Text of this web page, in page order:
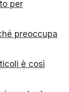
per
preoccupa
è così